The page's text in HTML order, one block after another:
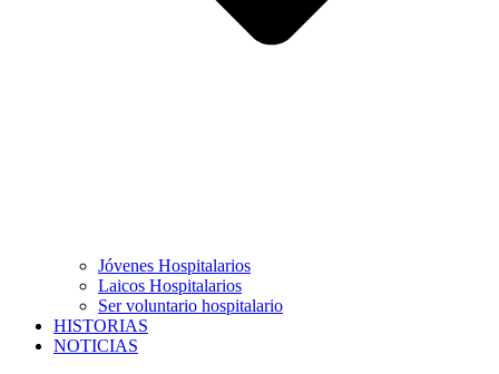
Jóvenes Hospitalarios
Laicos Hospitalarios
Ser voluntario hospitalario
HISTORIAS
NOTICIAS